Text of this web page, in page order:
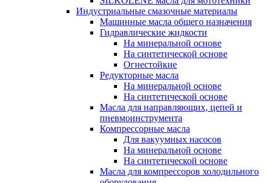
Индустриальные смазочные материалы
Машинные масла общего назначения
Гидравлические жидкости
На минеральной основе
На синтетической основе
Огнестойкие
Редукторные масла
На минеральной основе
На синтетической основе
Масла для направляющих, цепей и
пневмоинструмента
Компрессорные масла
Для вакуумных насосов
На минеральной основе
На синтетической основе
Масла для компрессоров холодильного